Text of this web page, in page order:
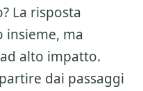
La risposta
ma
alto impatto.
dai passaggi